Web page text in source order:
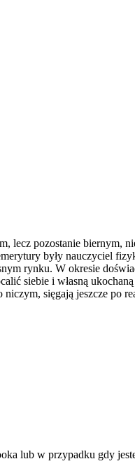
lecz pozostanie biernym,
były nauczyciel
rynku. W okresie
siebie i własną
sięgają jeszcze po
lub w przypadku gdy